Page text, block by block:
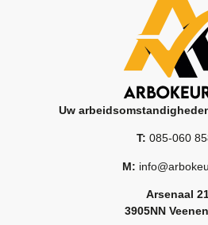
Uw
T: 085-060
M:
Arsenaal
3905NN